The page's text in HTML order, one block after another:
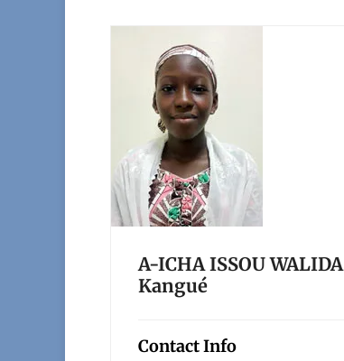
A-ICHA ISSOU WALIDA
Kangué
Contact Info